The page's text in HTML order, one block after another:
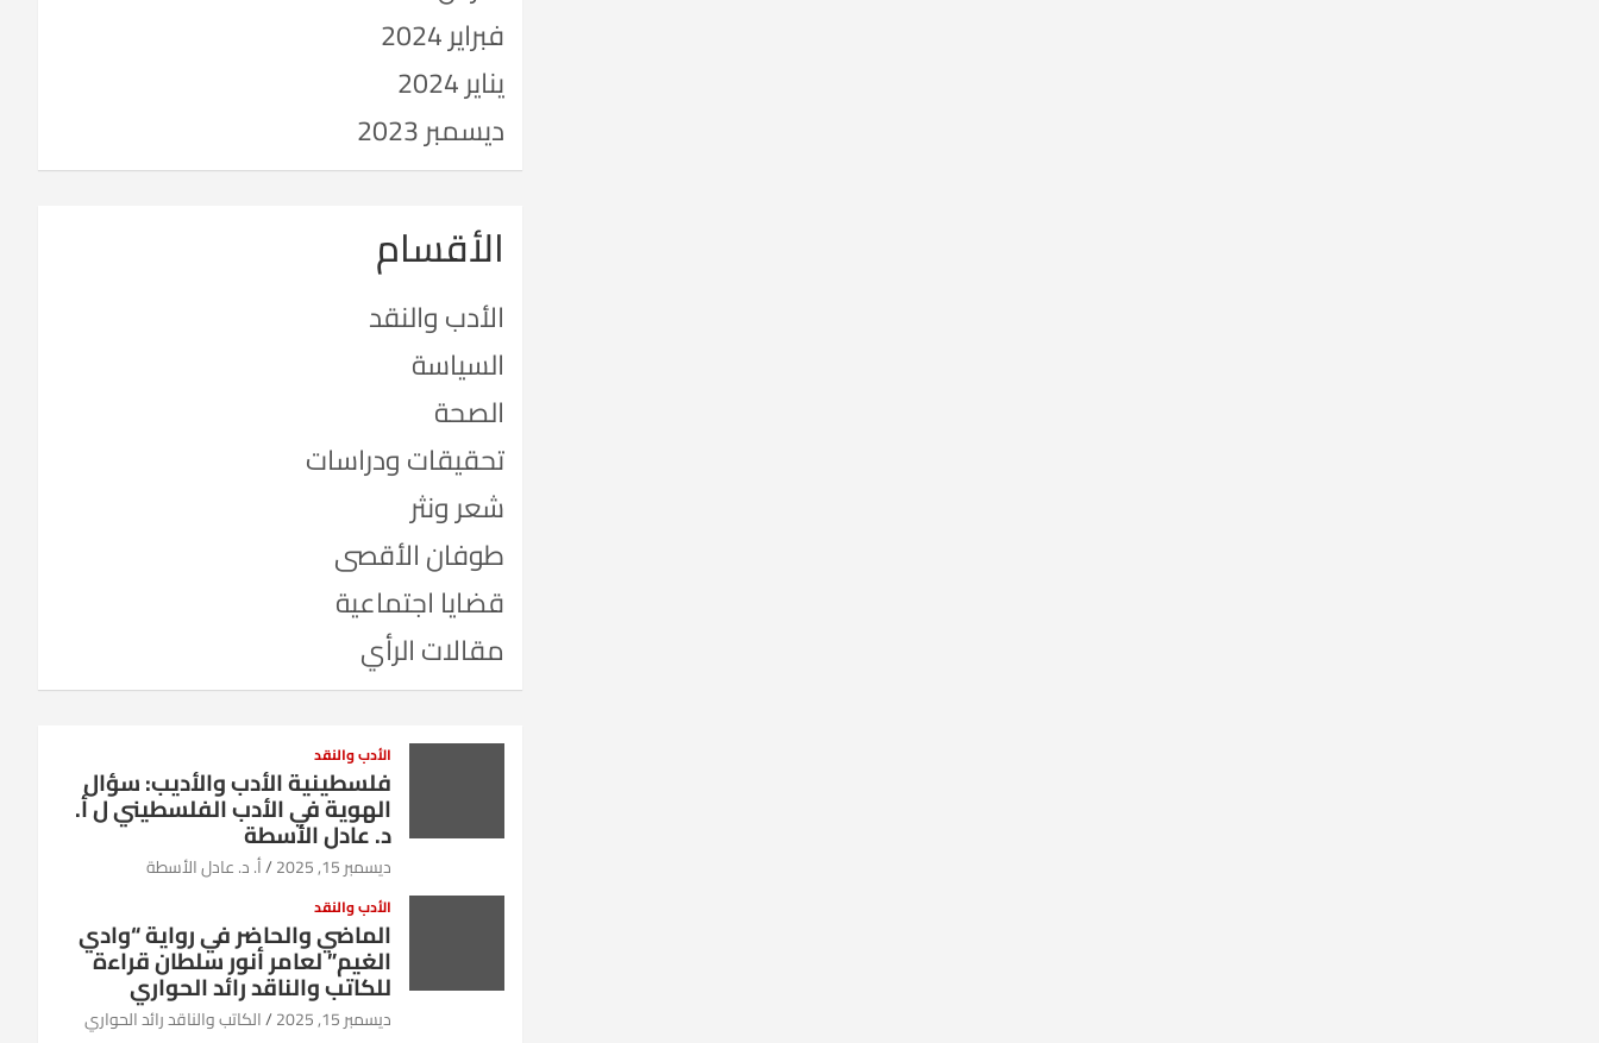
فبراير 2024
يناير 2024
ديسمبر 2023
الأقسام
الأدب والنقد
السياسة
الصحة
تحقيقات ودراسات
شعر ونثر
طوفان الأقصى
قضايا اجتماعية
مقالات الرأي
الأدب والنقد
فلسطينية الأدب والأديب: سؤال
الهوية في الأدب الفلسطيني ل أ.
د. عادل الأسطة
ديسمبر 15, 2025 أ. د. عادل الأسطة
الأدب والنقد
الماضي والحاضر في رواية “وادي
الغيم” لعامر أنور سلطان قراءة
للكاتب والناقد رائد الحواري
ديسمبر 15, 2025 الكاتب والناقد رائد الحواري